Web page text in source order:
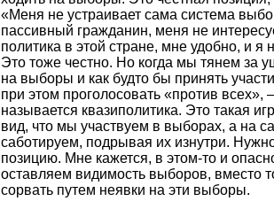
«Меня не устраивает сама система
пассивный гражданин, меня не
политика в этой стране, мне удобно, и
Это тоже честно. Но когда мы тянем за
на выборы и как будто бы принять
при этом проголосовать «против всех»,
называется квазиполитика. Это такая
вид, что мы участвуем в выборах, а на
саботируем, подрывая их изнутри.
позицию. Мне кажется, в этом-то и
оставляем видимость выборов, вместо
сорвать путем неявки на эти выборы.